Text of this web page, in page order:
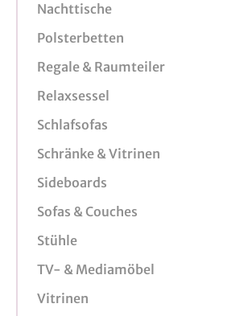
Nachttische
Polsterbetten
Regale & Raumteiler
Relaxsessel
Schlafsofas
Schränke & Vitrinen
Sideboards
Sofas & Couches
Stühle
TV- & Mediamöbel
Vitrinen